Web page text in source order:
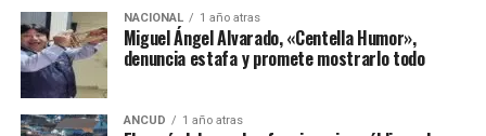
NACIONAL 1 año atras
Miguel Ángel Alvarado, «Centella Humor»,
denuncia estafa y promete mostrarlo todo
ANCUD 1 año atras